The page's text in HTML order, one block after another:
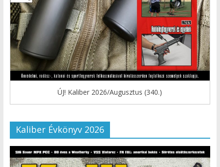
ÚJ! Kaliber 2026/Augusztus (340.)
Kaliber Évkönyv 2026